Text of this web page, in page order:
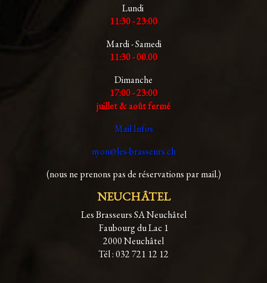
Lundi
11:30 - 23:00
Mardi - Samedi
11:30 - 00.00
Dimanche
17:00 - 23:00
juillet & août fermé
Mail Infos
nyon@les-brasseurs.ch
(nous ne prenons pas de réservations par mail.)
NEUCHÂTEL
Les Brasseurs SA Neuchâtel
Faubourg du Lac 1
2000 Neuchâtel
Tél : 032 721 12 12